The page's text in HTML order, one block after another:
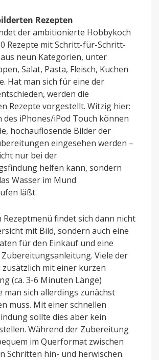
Rezepten
der ambitionierte Hobbykoch
Rezepte mit Schritt-für-Schritt-
neun Kategorien, unter
Salat, Pasta, Fleisch, Kuchen
Hat man sich für eine der
werden die
Rezepte vorgestellt. Witzig hier:
des iPhones/iPod Touch können
hochauflösende Bilder der
eingesehen werden –
nur bei der
helfen kann, sondern
Wasser im Mund
läßt.
Rezeptmenü findet sich dann nicht
mit Bild, sondern auch eine
für den Einkauf und eine
Viele der
zusätzlich mit einer kurzen
(ca. 3-6 Minuten Länge)
man sich allerdings zunächst
muss. Mit einer schnellen
sollte dies aber kein
Während der Zubereitung
im Querformat zwischen
Schritten hin- und herwischen.